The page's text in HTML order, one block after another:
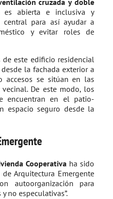
cruzada y doble
abierta e inclusiva y
para así ayudar a
y evitar roles de
este edificio residencial
la fachada exterior a
accesos se sitúan en las
De este modo, los
encuentran en el patio-
espacio seguro desde la
Cooperativaha sido
Arquitectura Emergente
autoorganización para
no especulativas”.